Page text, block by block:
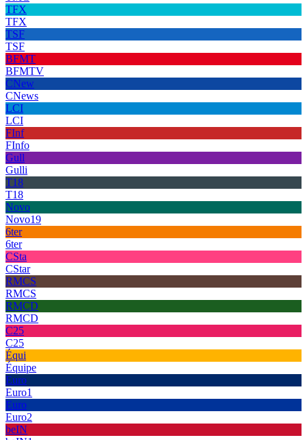
TFX
TFX
TSF
TSF
BFMT
BFMTV
CNew
CNews
LCI
LCI
FInf
FInfo
Gull
Gulli
T18
T18
Novo
Novo19
6ter
6ter
CSta
CStar
RMCS
RMCS
RMCD
RMCD
C25
C25
Équi
Équipe
Euro
Euro1
Euro
Euro2
beIN